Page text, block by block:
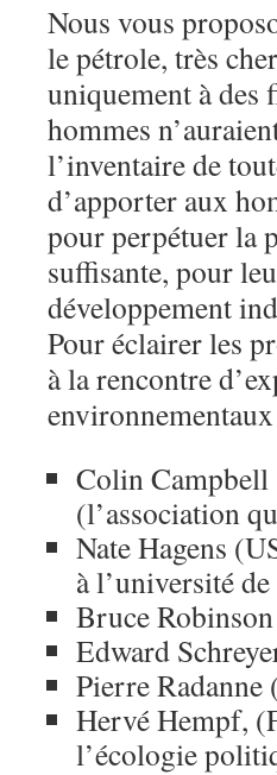
Nous vous
le pétrole, très
uniquement à des
hommes
l’inventaire de
d’apporter aux
pour perpétuer la
suffisante, pour
développement
Pour éclairer les
à la rencontre
Colin Campbell
(l’association
Nate Hagens
à l’université
Bruce
Edward
Pierre
Hervé Hempf,
l’écologie